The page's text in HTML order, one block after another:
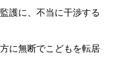
護に、不当に干渉する
に無断でこどもを転居